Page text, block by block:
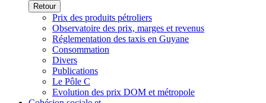
Retour
Prix des produits pétroliers
Observatoire des prix, marges et revenus
Réglementation des taxis en Guyane
Consommation
Divers
Publications
Le Pôle C
Evolution des prix DOM et métropole